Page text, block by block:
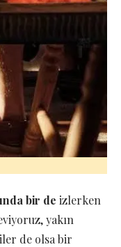
bir de izlerken
yakın
de olsa bir